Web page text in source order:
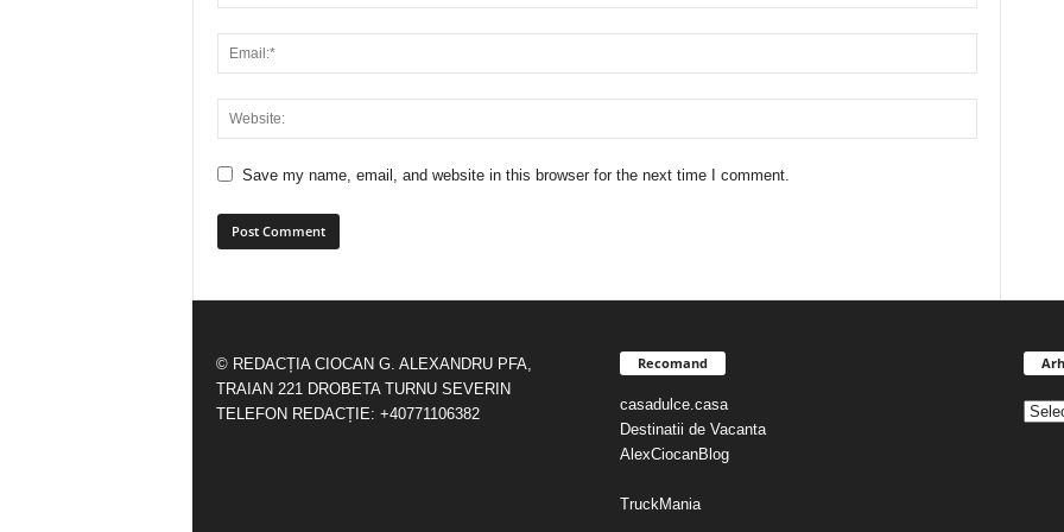
Save my name, email, and website in this browser for the next time I comment.
© REDACȚIA CIOCAN G. ALEXANDRU PFA,
TRAIAN 221 DROBETA TURNU SEVERIN
TELEFON REDACȚIE: +40771106382
Recomand
casadulce.casa
Destinatii de Vacanta
AlexCiocanBlog
TruckMania